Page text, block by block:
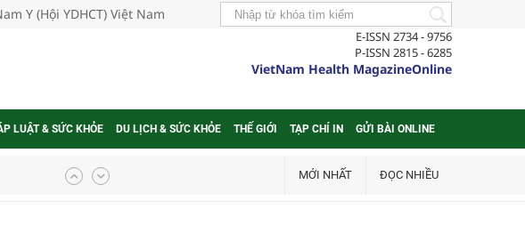
Y (Hội YDHCT) Việt Nam
E-ISSN 2734 - 9756
P-ISSN 2815 - 6285
VietNam Health MagazineOnline
LUẬT & SỨC KHỎE DU LỊCH & SỨC KHỎE THẾ GIỚI TẠP CHÍ IN GỬI BÀI ONLINE
MỚI NHẤT ĐỌC NHIỀU